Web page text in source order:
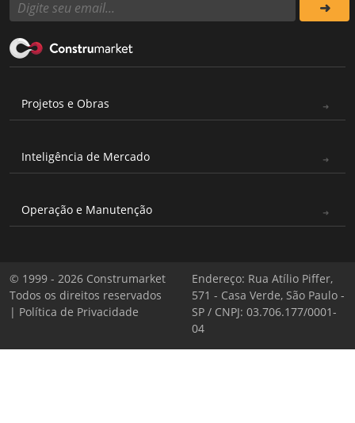
Projetos e Obras
Inteligência de Mercado
Operação e Manutenção
© 1999 - 2026 Construmarket
Todos os direitos reservados
| Política de Privacidade
Endereço: Rua Atílio Piffer,
571 - Casa Verde, São Paulo -
SP / CNPJ: 03.706.177/0001-
04